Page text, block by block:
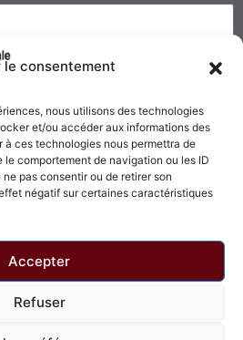
le consentement
nous utilisons des technologies
et/ou accéder aux informations des
ces technologies nous permettra de
comportement de navigation ou les ID
pas consentir ou de retirer son
négatif sur certaines caractéristiques
Accepter
Refuser